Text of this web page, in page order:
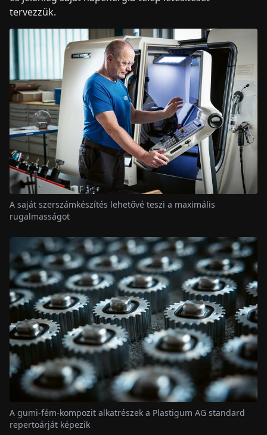
tervezzük.
A saját szerszámkészítés lehetővé teszi a maximális
rugalmasságot
A gumi-fém-kompozit alkatrészek a Plastigum AG standard
repertoárját képezik